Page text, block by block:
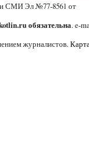
СМИ Эл №77-8561 от
обязательна. e-
журналистов.